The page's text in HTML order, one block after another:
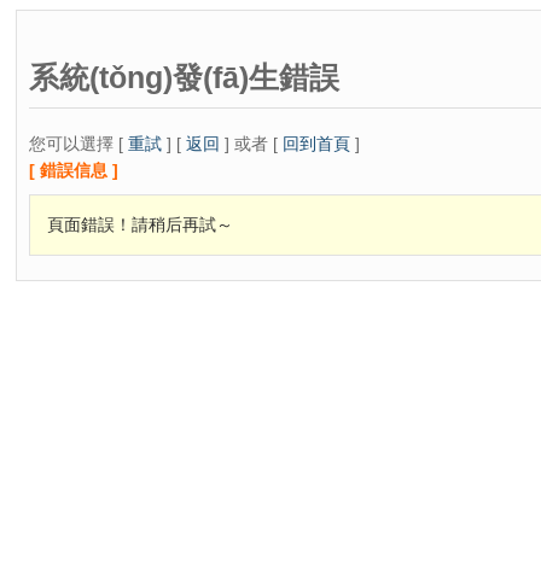
系統(tǒng)發(fā)生錯誤
您可以選擇 [ 重試 ] [ 返回 ] 或者 [ 回到首頁 ]
[ 錯誤信息 ]
頁面錯誤！請稍后再試～